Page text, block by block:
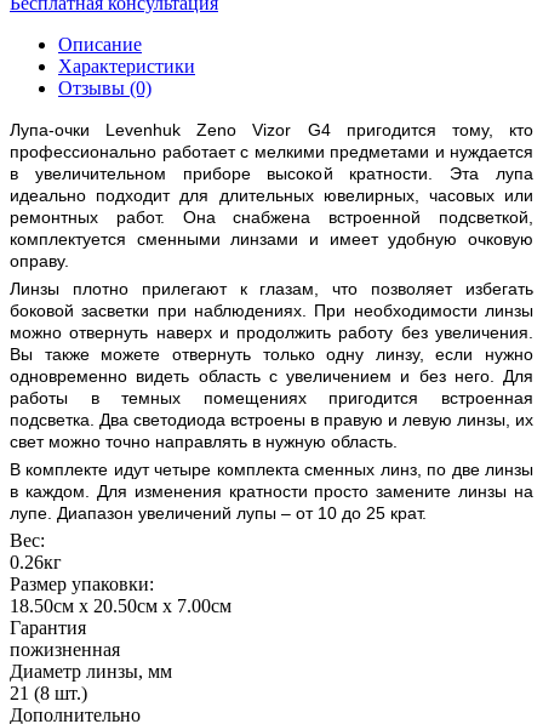
Описание
Характеристики
Отзывы (0)
Лупа-очки Levenhuk Zeno Vizor G4 пригодится тому, кто
профессионально работает с мелкими предметами и нуждается
в увеличительном приборе высокой кратности. Эта лупа
идеально подходит для длительных ювелирных, часовых или
ремонтных работ. Она снабжена встроенной подсветкой,
комплектуется сменными линзами и имеет удобную очковую
оправу.
Линзы плотно прилегают к глазам, что позволяет избегать
боковой засветки при наблюдениях. При необходимости линзы
можно отвернуть наверх и продолжить работу без увеличения.
Вы также можете отвернуть только одну линзу, если нужно
одновременно видеть область с увеличением и без него. Для
работы в темных помещениях пригодится встроенная
подсветка. Два светодиода встроены в правую и левую линзы, их
свет можно точно направлять в нужную область.
В комплекте идут четыре комплекта сменных линз, по две линзы
в каждом. Для изменения кратности просто замените линзы на
лупе. Диапазон увеличений лупы – от 10 до 25 крат.
Вес:
0.26кг
Размер упаковки:
18.50см x 20.50см x 7.00см
Гарантия
пожизненная
Диаметр линзы, мм
21 (8 шт.)
Дополнительно